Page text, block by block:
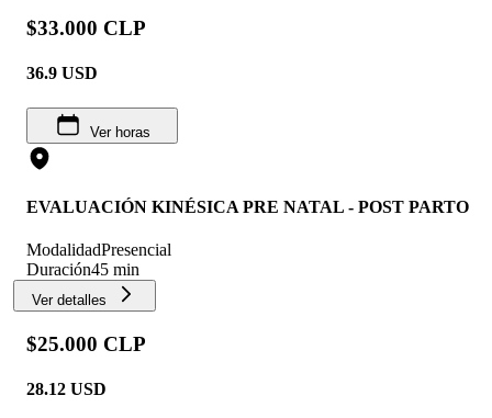
$33.000 CLP
36.9 USD
Ver horas
EVALUACIÓN KINÉSICA PRE NATAL - POST PARTO
ModalidadPresencial
Duración45 min
Ver detalles
$25.000 CLP
28.12 USD